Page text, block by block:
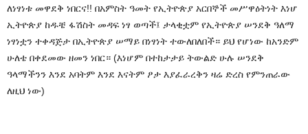
ለነፃነቱ መዋደቅ ነበርና!! በአምስት ዓመት የኢትዮጵያ አርበኞች መሥዋዕትነት እነሆ
ኢትዮጵያ ከዱቼ ፋሽስት መዳፍ ነፃ ወጣች፤ ታላቂቷም የኢትዮጵያ ሠንደቅ ዓለማ
ነፃነቷን ተቀዳጅታ በኢትዮጵያ ሠማይ በነፃነት ተውለበለበች። ይህ የሆነው ከአንድም
ሁለቴ በቀደመው ዘመን ነበር። (እነሆም በተከታታይ ትውልድ ሁሉ ሠንደቅ
ዓላማችንን እንደ አባትም እንደ እናትም ፆታ እያፈራረቅን ዛሬ ድረስ የምንጠራው
ለዚህ ነው)